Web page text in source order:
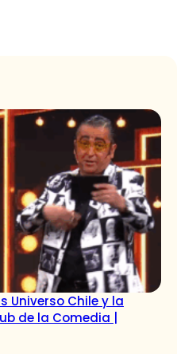
Universo Chile y la
de la Comedia |